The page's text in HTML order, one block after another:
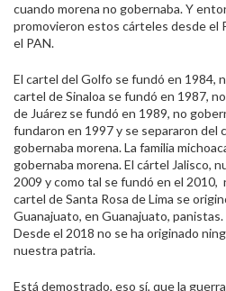
cuando morena no gobernaba. Y
promovieron estos cárteles desde el
el PAN.
El cartel del Golfo se fundó en 1984,
cartel de Sinaloa se fundó en 1987,
de Juárez se fundó en 1989, no
fundaron en 1997 y se separaron del
gobernaba morena. La familia
gobernaba morena. El cártel Jalisco,
2009 y como tal se fundó en el 2010,
cartel de Santa Rosa de Lima se
Guanajuato, en Guanajuato,
Desde el 2018 no se ha originado
nuestra patria.
Está demostrado, eso sí, que la